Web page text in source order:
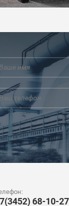
68-10-27